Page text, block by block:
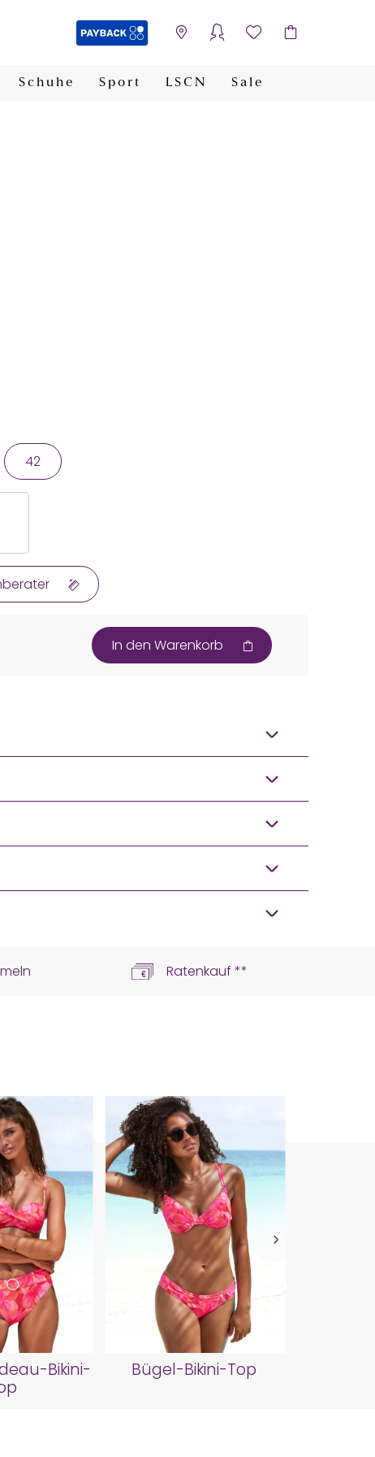
Schuhe Sport LSCN Sale
42
In den Warenkorb
Ratenkauf **
Bikini-
Bügel-Bikini-Top